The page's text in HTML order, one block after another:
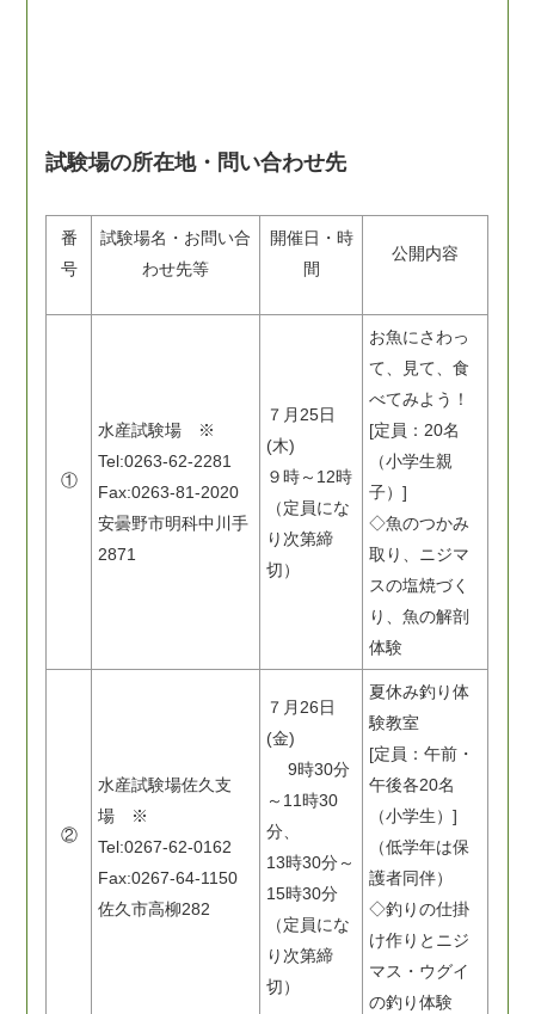
試験場の所在地・問い合わせ先
番
号
試験場名・お問い合
わせ先等
開催日・時
間
公開内容
①
水産試験場 ※
Tel:0263-62-2281
Fax:0263-81-2020
安曇野市明科中川手
2871
７月25日
(木)
９時～12時
（定員にな
り次第締
切）
お魚にさわっ
て、見て、食
べてみよう！
[定員：20名
（小学生親
子）]
◇魚のつかみ
取り、ニジマ
スの塩焼づく
り、魚の解剖
体験
②
水産試験場佐久支
場 ※
Tel:0267-62-0162
Fax:0267-64-1150
佐久市高柳282
７月26日
(金)
9時30分
～11時30
分、
13時30分～
15時30分
（定員にな
り次第締
切）
夏休み釣り体
験教室
[定員：午前・
午後各20名
（小学生）]
（低学年は保
護者同伴）
◇釣りの仕掛
け作りとニジ
マス・ウグイ
の釣り体験